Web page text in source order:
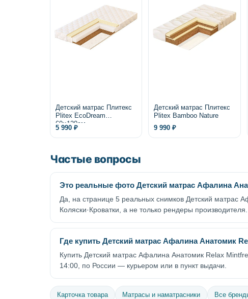
Детский матрас Плитекс
Plitex EcoDream
60×120см
5 990 ₽
Детский матрас Плитекс
Plitex Bamboo Nature
9 990 ₽
Частые вопросы
Это реальные фото Детский матрас Афалина
Да, на странице 5 реальных снимков Детский матрас
Коляски·Кроватки, а не только рендеры производителя.
Где купить Детский матрас Афалина Анатомик
Купить Детский матрас Афалина Анатомик Relax
14:00, по России — курьером или в пункт выдачи.
Карточка товара Матрасы и наматрасники Все